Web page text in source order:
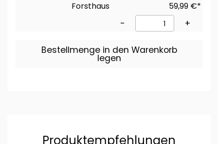
Forsthaus
59,99 €*
- +
Bestellmenge in den Warenkorb
legen
Produktempfehlungen